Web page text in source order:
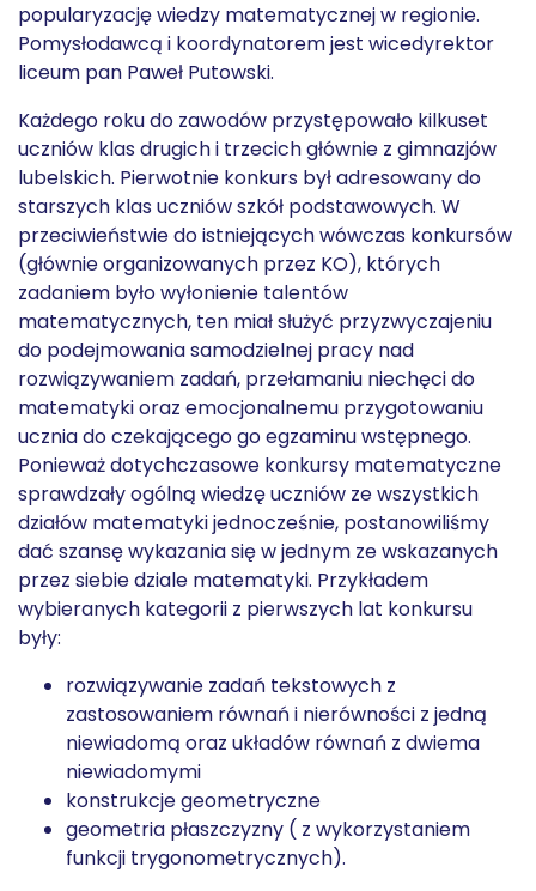
popularyzację wiedzy matematycznej w regionie.
Pomysłodawcą i koordynatorem jest wicedyrektor
liceum pan Paweł Putowski.
Każdego roku do zawodów przystępowało kilkuset
uczniów klas drugich i trzecich głównie z gimnazjów
lubelskich. Pierwotnie konkurs był adresowany do
starszych klas uczniów szkół podstawowych. W
przeciwieństwie do istniejących wówczas konkursów
(głównie organizowanych przez KO), których
zadaniem było wyłonienie talentów
matematycznych, ten miał służyć przyzwyczajeniu
do podejmowania samodzielnej pracy nad
rozwiązywaniem zadań, przełamaniu niechęci do
matematyki oraz emocjonalnemu przygotowaniu
ucznia do czekającego go egzaminu wstępnego.
Ponieważ dotychczasowe konkursy matematyczne
sprawdzały ogólną wiedzę uczniów ze wszystkich
działów matematyki jednocześnie, postanowiliśmy
dać szansę wykazania się w jednym ze wskazanych
przez siebie dziale matematyki. Przykładem
wybieranych kategorii z pierwszych lat konkursu
były:
rozwiązywanie zadań tekstowych z
zastosowaniem równań i nierówności z jedną
niewiadomą oraz układów równań z dwiema
niewiadomymi
konstrukcje geometryczne
geometria płaszczyzny ( z wykorzystaniem
funkcji trygonometrycznych).